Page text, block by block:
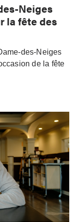
Neiges
la fête des
des-Neiges
de la fête